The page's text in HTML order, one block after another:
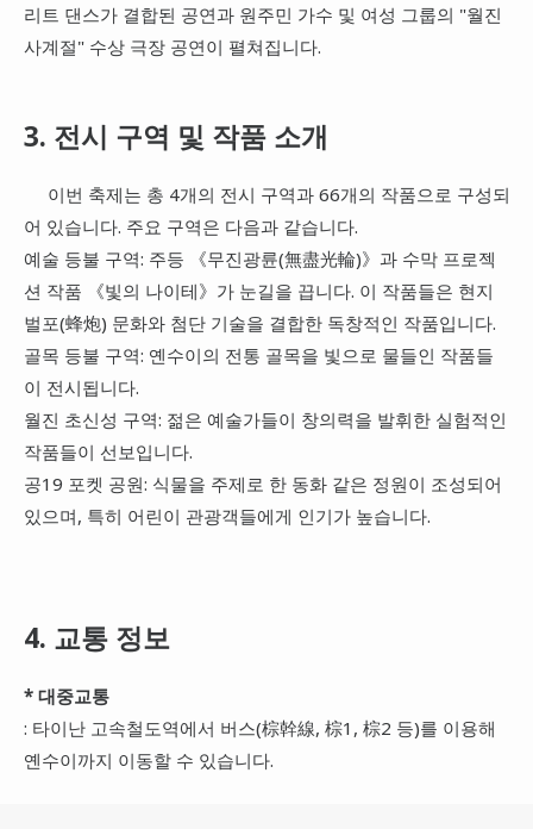
리트 댄스가 결합된 공연과 원주민 가수 및 여성 그룹의 "월진
사계절" 수상 극장 공연이 펼쳐집니다.
3. 전시 구역 및 작품 소개
이번 축제는 총 4개의 전시 구역과 66개의 작품으로 구성되
어 있습니다. 주요 구역은 다음과 같습니다.
예술 등불 구역: 주등 《무진광륜(無盡光輪)》과 수막 프로젝
션 작품 《빛의 나이테》가 눈길을 끕니다. 이 작품들은 현지
벌포(蜂炮) 문화와 첨단 기술을 결합한 독창적인 작품입니다.
골목 등불 구역: 옌수이의 전통 골목을 빛으로 물들인 작품들
이 전시됩니다.
월진 초신성 구역: 젊은 예술가들이 창의력을 발휘한 실험적인
작품들이 선보입니다.
공19 포켓 공원: 식물을 주제로 한 동화 같은 정원이 조성되어
있으며, 특히 어린이 관광객들에게 인기가 높습니다.
4. 교통 정보
* 대중교통
: 타이난 고속철도역에서 버스(棕幹線, 棕1, 棕2 등)를 이용해
옌수이까지 이동할 수 있습니다.